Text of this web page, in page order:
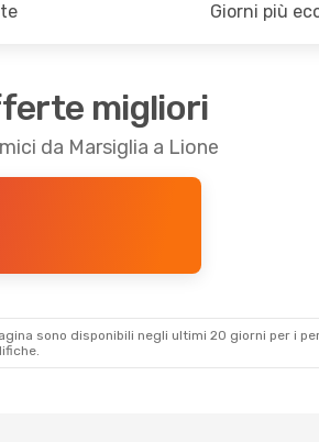
Giorni più
migliori
da Marsiglia a Lione
sono disponibili negli ultimi 20 giorni per i